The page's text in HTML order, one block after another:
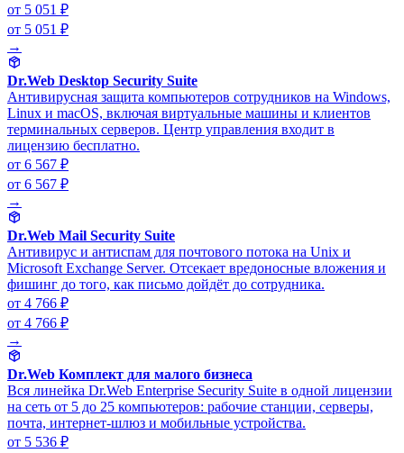
от 5 051 ₽
от 5 051 ₽
→
Dr.Web Desktop Security Suite
Антивирусная защита компьютеров сотрудников на Windows,
Linux и macOS, включая виртуальные машины и клиентов
терминальных серверов. Центр управления входит в
лицензию бесплатно.
от 6 567 ₽
от 6 567 ₽
→
Dr.Web Mail Security Suite
Антивирус и антиспам для почтового потока на Unix и
Microsoft Exchange Server. Отсекает вредоносные вложения и
фишинг до того, как письмо дойдёт до сотрудника.
от 4 766 ₽
от 4 766 ₽
→
Dr.Web Комплект для малого бизнеса
Вся линейка Dr.Web Enterprise Security Suite в одной лицензии
на сеть от 5 до 25 компьютеров: рабочие станции, серверы,
почта, интернет-шлюз и мобильные устройства.
от 5 536 ₽